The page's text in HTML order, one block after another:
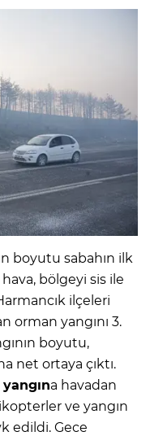
boyutu sabahın ilk
hava, bölgeyi sis ile
ilçeleri
orman yangını 3.
boyutu,
net ortaya çıktı.
yangına havadan
ve yangın
edildi. Gece